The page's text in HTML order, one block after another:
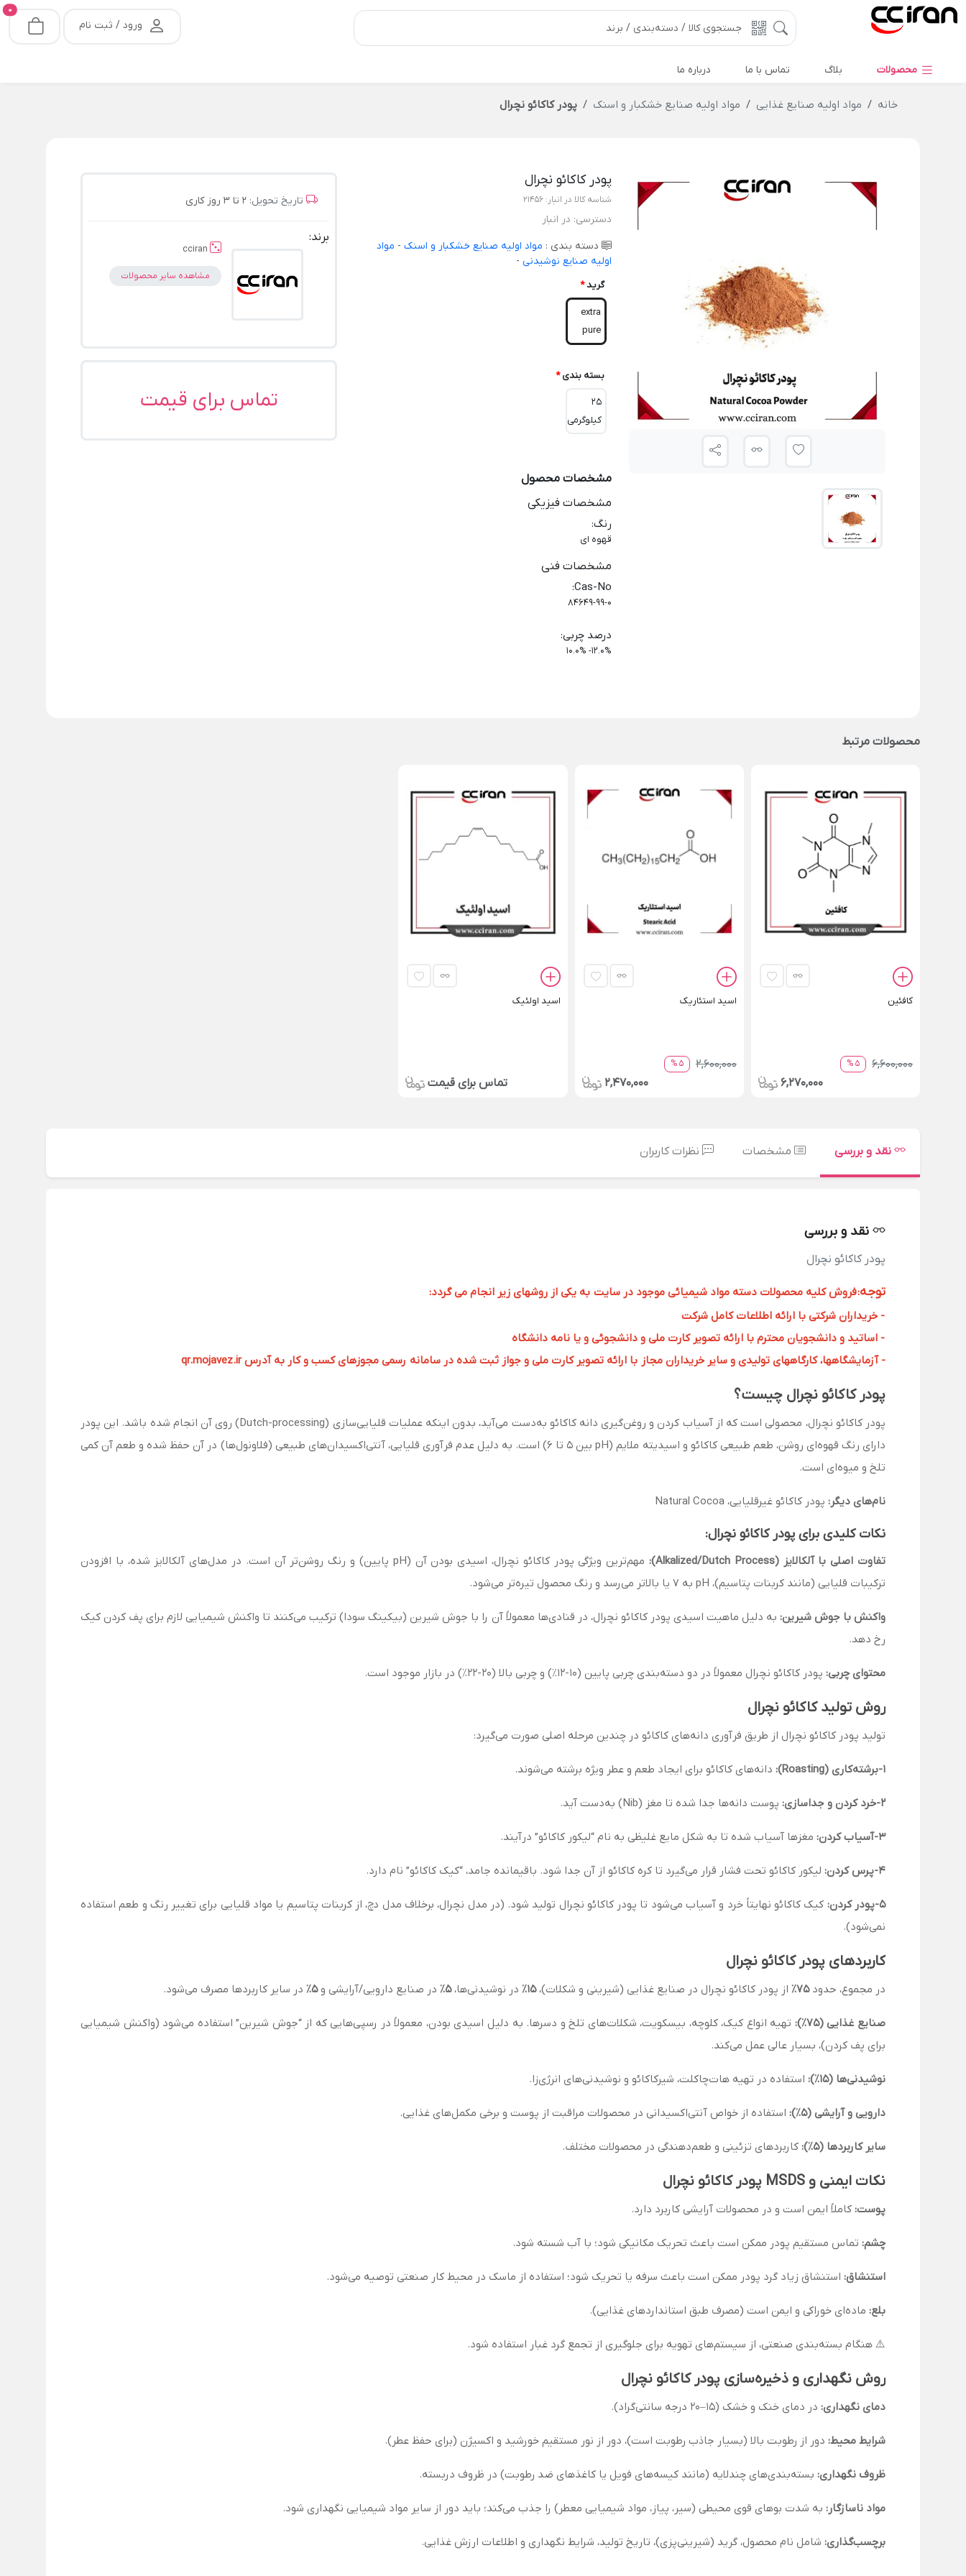
ورود / ثبت نام
0
محصولات بلاگ تماس با ما درباره ما
خانه مواد اولیه صنایع غذایی مواد اولیه صنایع خشکبار و اسنک پودر کاکائو نچرال
پودر کاکائو نچرال
شناسه کالا در انبار: 21456
دسترسی: در انبار
دسته بندی : مواد اولیه صنایع خشکبار و اسنک - مواد
اولیه صنایع نوشیدنی -
گرید*
extra
pure
بسته بندی *
25
کیلوگرمی
مشخصات محصول
مشخصات فیزیکی
رنگ:
قهوه ای
مشخصات فنی
Cas-No
:
84649-99-0
درصد چربی:
10.0% -12.0%
تاریخ تحویل: 2 تا 3 روز کاری
برند:
cciran
مشاهده سایر محصولات
تماس برای قیمت
محصولات مرتبط
کافئین
5 %
6,600,000
6,270,000
اسید استئاریک
5 %
2,600,000
2,470,000
اسید اولئیک
تماس برای قیمت
نقد و بررسی مشخصات نظرات کاربران
نقد و بررسی
پودر کاکائو نچرال
توجه:فروش کلیه محصولات دسته مواد شیمیائی موجود در سایت به یکی از روشهای زیر انجام می گردد:
- خریداران شرکتی با ارائه اطلاعات کامل شرکت
- اساتید و دانشجویان محترم با ارائه تصویر کارت ملی و دانشجوئی و یا نامه دانشگاه
- آزمایشگاهها، کارگاههای تولیدی و سایر خریداران مجاز با ارائه تصویر کارت ملی و جواز ثبت شده در سامانه رسمی مجوزهای کسب و کار به آدرس qr.mojavez.ir
پودر کاکائو نچرال چیست؟
پودر کاکائو نچرال، محصولی است که از آسیاب کردن و روغن‌گیری دانه کاکائو به‌دست می‌آید، بدون اینکه عملیات قلیایی‌سازی (Dutch-processing) روی آن انجام شده باشد. این پودر
دارای رنگ قهوه‌ای روشن، طعم طبیعی کاکائو و اسیدیته ملایم (pH بین ۵ تا ۶) است. به دلیل عدم فرآوری قلیایی، آنتی‌اکسیدان‌های طبیعی (فلاونول‌ها) در آن حفظ شده و طعم آن کمی
تلخ و میوه‌ای است.
نام‌های دیگر: پودر کاکائو غیرقلیایی، Natural Cocoa
نکات کلیدی برای پودر کاکائو نچرال:
تفاوت اصلی با آلکالایز (Alkalized/Dutch Process):
مهم‌ترین ویژگی پودر کاکائو نچرال، اسیدی بودن آن (pH پایین) و رنگ روشن‌تر آن است. در مدل‌های آلکالایز شده، با افزودن
ترکیبات قلیایی (مانند کربنات پتاسیم)، pH به ۷ یا بالاتر می‌رسد و رنگ محصول تیره‌تر می‌شود.
واکنش با جوش شیرین: به دلیل ماهیت اسیدی پودر کاکائو نچرال، در قنادی‌ها معمولاً آن را با جوش شیرین (بیکینگ سودا) ترکیب می‌کنند تا واکنش شیمیایی لازم برای پف کردن کیک
رخ دهد.
محتوای چربی: پودر کاکائو نچرال معمولاً در دو دسته‌بندی چربی پایین (۱۰-۱۲٪) و چربی بالا (۲۰-۲۲٪) در بازار موجود است.
روش تولید کاکائو نچرال
تولید پودر کاکائو نچرال از طریق فرآوری دانه‌های کاکائو در چندین مرحله اصلی صورت می‌گیرد:
1-برشته‌کاری (Roasting): دانه‌های کاکائو برای ایجاد طعم و عطر ویژه برشته می‌شوند.
2-خرد کردن و جداسازی: پوست دانه‌ها جدا شده تا مغز (Nib) به‌دست آید.
3-آسیاب کردن: مغزها آسیاب شده تا به شکل مایع غلیظی به نام “لیکور کاکائو” درآیند.
4-پرس کردن: لیکور کاکائو تحت فشار قرار می‌گیرد تا کره کاکائو از آن جدا شود. باقیمانده جامد، “کیک کاکائو” نام دارد.
5-پودر کردن:
کیک کاکائو نهایتاً خرد و آسیاب می‌شود تا پودر کاکائو نچرال تولید شود. (در مدل نچرال، برخلاف مدل دچ، از کربنات پتاسیم یا مواد قلیایی برای تغییر رنگ و طعم استفاده
نمی‌شود).
کاربردهای پودر کاکائو نچرال
در مجموع، حدود۷۵٪ از پودر کاکائو نچرال در صنایع غذایی (شیرینی و شکلات)،۱۵٪ در نوشیدنی‌ها،۵٪ در صنایع دارویی/آرایشی و ۵٪ در سایر کاربردها مصرف می‌شود.
صنایع غذایی (۷۵٪):
تهیه انواع کیک، کلوچه، بیسکویت، شکلات‌های تلخ و دسرها. به دلیل اسیدی بودن، معمولاً در رسپی‌هایی که از “جوش شیرین” استفاده می‌شود (واکنش شیمیایی
برای پف کردن)، بسیار عالی عمل می‌کند.
نوشیدنی‌ها (۱۵٪): استفاده در تهیه هات‌چاکلت، شیرکاکائو و نوشیدنی‌های انرژی‌زا.
دارویی و آرایشی (۵٪): استفاده از خواص آنتی‌اکسیدانی در محصولات مراقبت از پوست و برخی مکمل‌های غذایی.
سایر کاربردها (۵٪): کاربردهای تزئینی و طعم‌دهندگی در محصولات مختلف.
نکات ایمنی و MSDS پودر کاکائو نچرال
پوست: کاملاً ایمن است و در محصولات آرایشی کاربرد دارد.
چشم: تماس مستقیم پودر ممکن است باعث تحریک مکانیکی شود؛ با آب شسته شود.
استنشاق: استنشاق زیاد گرد پودر ممکن است باعث سرفه یا تحریک شود؛ استفاده از ماسک در محیط کار صنعتی توصیه می‌شود.
بلع: ماده‌ای خوراکی و ایمن است (مصرف طبق استانداردهای غذایی).
⚠️ هنگام بسته‌بندی صنعتی، از سیستم‌های تهویه برای جلوگیری از تجمع گرد غبار استفاده شود.
روش نگهداری و ذخیره‌سازی پودر کاکائو نچرال
دمای نگهداری: در دمای خنک و خشک (۱۵–۲۰ درجه سانتی‌گراد).
شرایط محیط: دور از رطوبت بالا (بسیار جاذب رطوبت است)، دور از نور مستقیم خورشید و اکسیژن (برای حفظ عطر).
ظروف نگهداری: بسته‌بندی‌های چندلایه (مانند کیسه‌های فویل یا کاغذهای ضد رطوبت) در ظروف دربسته.
مواد ناسازگار: به شدت بوهای قوی محیطی (سیر، پیاز، مواد شیمیایی معطر) را جذب می‌کند؛ باید دور از سایر مواد شیمیایی نگهداری شود.
برچسب‌گذاری: شامل نام محصول، گرید (شیرینی‌پزی)، تاریخ تولید، شرایط نگهداری و اطلاعات ارزش غذایی.